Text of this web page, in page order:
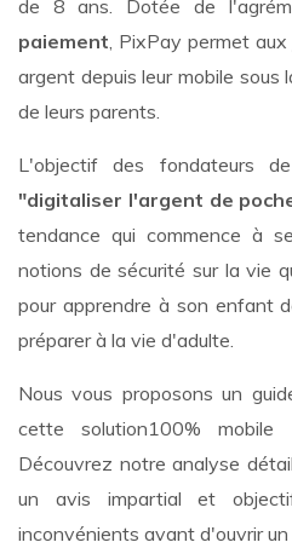
de 8 ans. Dotée de
paiement, PixPay permet aux
argent depuis leur mobile sous
de leurs parents.
L'objectif des fondateurs
"digitaliser l'argent de
tendance qui commence à se
notions de sécurité sur la vie
pour apprendre à son enfant
préparer à la vie d'adulte.
Nous vous proposons un
cette solution100% mobile
Découvrez notre analyse
un avis impartial et
inconvénients avant d'ouvrir un